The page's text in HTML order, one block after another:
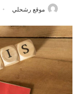
موقع رشحلي